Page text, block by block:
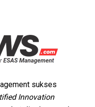
sukses
Innovation